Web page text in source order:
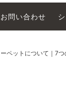
｜10cm幅
お問い合わせ
ペットについて｜7